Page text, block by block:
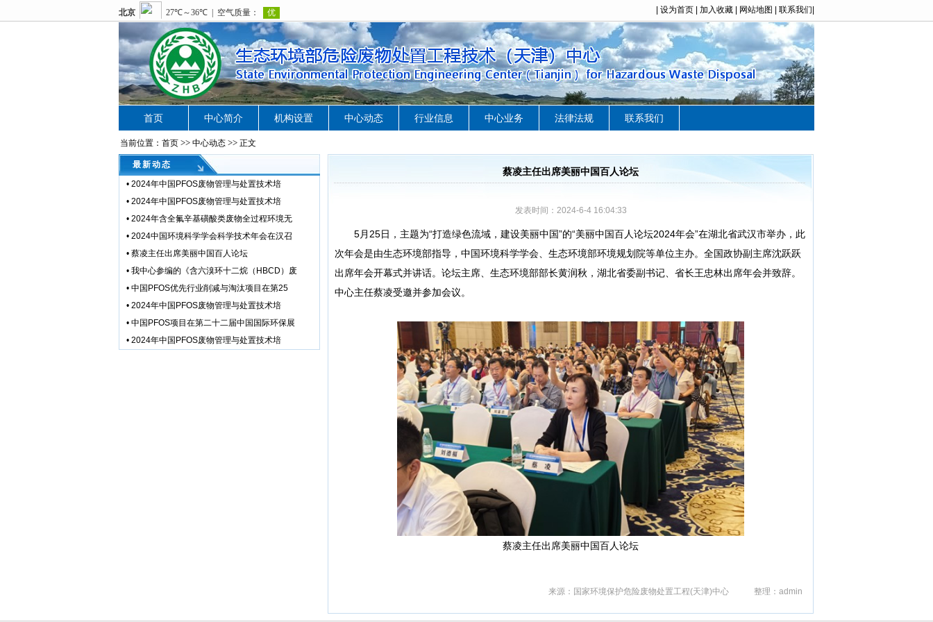
设为首页 加入收藏 | 网站地图 | 联系我们
首页 中心简介 机构设置 中心动态 行业信息 中心业务 法律法规 联系我们
当前位置：首页 >> 中心动态 >> 正文
最新动态
• 2024年中国PFOS废物管理与处置技术培
• 2024年中国PFOS废物管理与处置技术培
• 2024年含全氟辛基磺酸类废物全过程环境无
• 2024中国环境科学学会科学技术年会在汉召
• 蔡凌主任出席美丽中国百人论坛
• 我中心参编的《含六溴环十二烷（HBCD）废
• 中国PFOS优先行业削减与淘汰项目在第25
• 2024年中国PFOS废物管理与处置技术培
• 中国PFOS项目在第二十二届中国国际环保展
• 2024年中国PFOS废物管理与处置技术培
蔡凌主任出席美丽中国百人论坛
发表时间：2024-6-4 16:04:33
5月25日，主题为“打造绿色流域，建设美丽中国”的“美丽中国百人论坛2024年会”在湖北省武汉市举办，此
次年会是由生态环境部指导，中国环境科学学会、生态环境部环境规划院等单位主办。全国政协副主席沈跃跃
出席年会开幕式并讲话。论坛主席、生态环境部部长黄润秋，湖北省委副书记、省长王忠林出席年会并致辞。
中心主任蔡凌受邀并参加会议。
蔡凌主任出席美丽中国百人论坛
来源：国家环境保护危险废物处置工程(天津)中心 整理：admin